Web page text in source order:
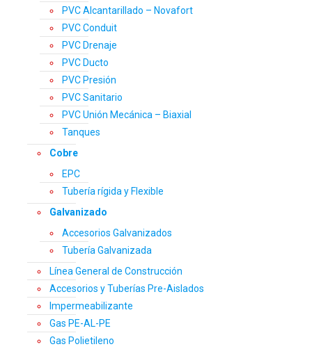
PVC Alcantarillado – Novafort
PVC Conduit
PVC Drenaje
PVC Ducto
PVC Presión
PVC Sanitario
PVC Unión Mecánica – Biaxial
Tanques
Cobre
EPC
Tubería rígida y Flexible
Galvanizado
Accesorios Galvanizados
Tubería Galvanizada
Línea General de Construcción
Accesorios y Tuberías Pre-Aislados
Impermeabilizante
Gas PE-AL-PE
Gas Polietileno